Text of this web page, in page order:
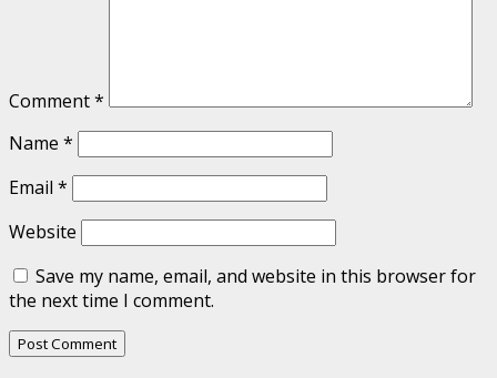
Comment*
Name *
Email *
Website
Save my name, email, and website in this browser for
the next time I comment.